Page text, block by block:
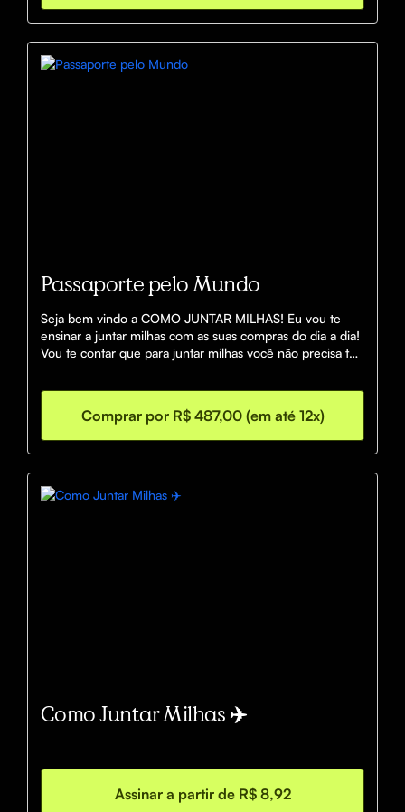
Passaporte pelo Mundo
Seja bem vindo a COMO JUNTAR MILHAS! Eu vou te
ensinar a juntar milhas com as suas compras do dia a dia!
Vou te contar que para juntar milhas você não precisa ter
dinheiro! Pare de deixá-las expirarem!
Comprar por R$ 487,00 (em até 12x)
Como Juntar Milhas ✈️
Assinar a partir de R$ 8,92